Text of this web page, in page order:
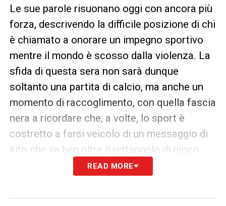
Le sue parole risuonano oggi con ancora più
forza, descrivendo la difficile posizione di chi
è chiamato a onorare un impegno sportivo
mentre il mondo è scosso dalla violenza. La
sfida di questa sera non sarà dunque
soltanto una partita di calcio, ma anche un
momento di raccoglimento, con quella fascia
nera a ricordare che, a volte, lo sport è
costretto a farsi veicolo di un messaggio di
luto che va ben oltre il rettangolo di gioco.
READ MORE